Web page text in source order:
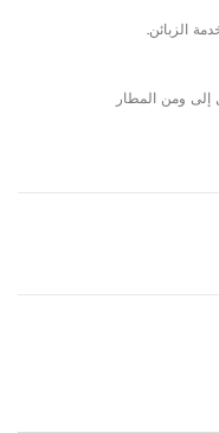
الزبائن.
إلى ومن المطار